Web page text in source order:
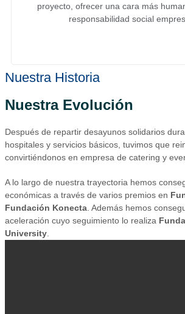
proyecto, ofrecer una cara más
responsabilidad social
Nuestra Historia
Nuestra Evolución
Después de repartir desayunos solidarios
hospitales y servicios básicos, tuvimos que
convirtiéndonos en empresa de catering y
A lo largo de nuestra trayectoria hemos
económicas a través de varios premios en
Fundación Konecta . Además hemos
aceleración cuyo seguimiento lo realiza
University